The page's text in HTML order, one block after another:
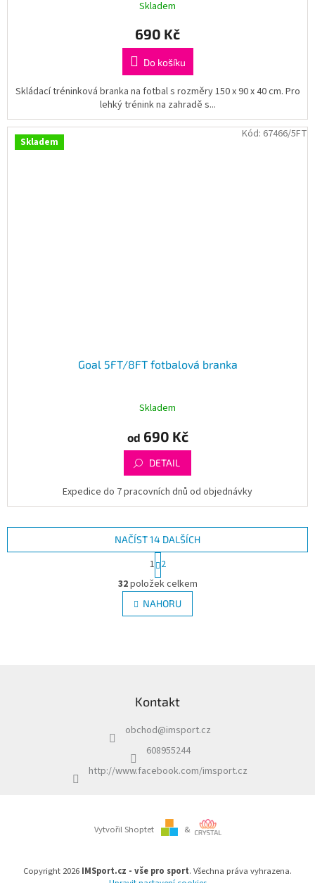
Skladem
690 Kč
Do košíku
Skládací tréninková branka na fotbal s rozměry 150 x 90 x 40 cm. Pro
lehký trénink na zahradě s...
Skladem
Goal 5FT/8FT fotbalová branka
Skladem
od 690 Kč
DETAIL
Expedice do 7 pracovních dnů od objednávky
Kód: 67466/5FT
O
v
l
á
r
v
k
y
v
ý
p
NAČÍST 14 DALŠÍCH
S
t
r
á
n
k
1 2
32položek celkem
NAHORU
Kontakt
obchod@imsport.cz
608955244
http://www.facebook.com/imsport.cz
Vytvořil Shoptet &
Copyright 2026 IMSport.cz - vše pro sport. Všechna práva vyhrazena.